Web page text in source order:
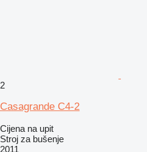
2
Casagrande C4-2
Cijena na upit
Stroj za bušenje
2011